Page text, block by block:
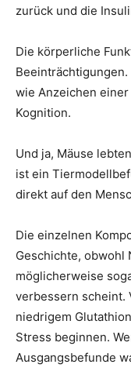
zurück und die
Die körperliche
wie Anzeichen
Kognition.
Und ja, Mäuse
ist ein
direkt auf den
Die einzelnen
Geschichte, obwohl
möglicherweise
verbessern scheint.
niedrigem
Stress beginnen.
Ausgangsbefunde